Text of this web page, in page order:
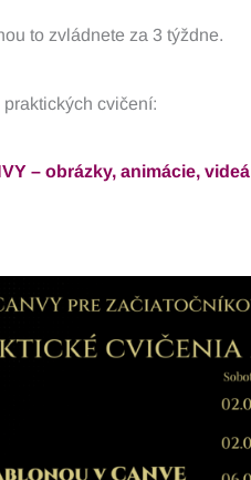
to zvládnete za 3 týždne.
cvičení:
– obrázky, animácie, videá